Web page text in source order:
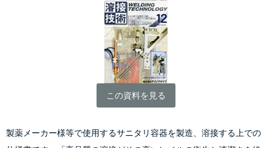
この資料を見る
製薬メーカー様等で使用するサニタリ容器を製造、溶接する上での